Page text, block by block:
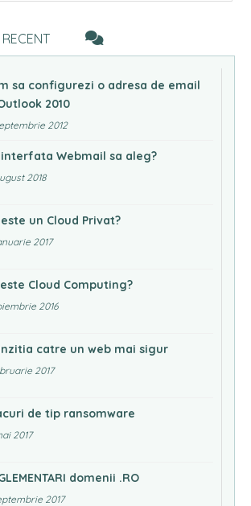
RECENT
sa configurezi o adresa de email
2010
2012
interfata Webmail sa aleg?
2018
este un Cloud Privat?
2017
Cloud Computing?
2016
catre un web mai sigur
2017
de tip ransomware
2017
domenii .RO
2017